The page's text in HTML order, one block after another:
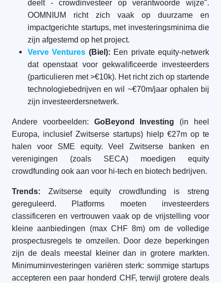
deelt - crowdinvesteer op verantwoorde wijze".
OOMNIUM richt zich vaak op duurzame en
impactgerichte startups, met investeringsminima die
zijn afgestemd op het project.
Verve Ventures (Biel): Een private equity-netwerk
dat openstaat voor gekwalificeerde investeerders
(particulieren met >€10k). Het richt zich op startende
technologiebedrijven en wil ~€70m/jaar ophalen bij
zijn investeerdersnetwerk.
Andere voorbeelden: GoBeyond Investing (in heel
Europa, inclusief Zwitserse startups) hielp €27m op te
halen voor SME equity. Veel Zwitserse banken en
verenigingen (zoals SECA) moedigen equity
crowdfunding ook aan voor hi-tech en biotech bedrijven.
Trends: Zwitserse equity crowdfunding is streng
gereguleerd. Platforms moeten investeerders
classificeren en vertrouwen vaak op de vrijstelling voor
kleine aanbiedingen (max CHF 8m) om de volledige
prospectusregels te omzeilen. Door deze beperkingen
zijn de deals meestal kleiner dan in grotere markten.
Minimuminvesteringen variëren sterk: sommige startups
accepteren een paar honderd CHF, terwijl grotere deals